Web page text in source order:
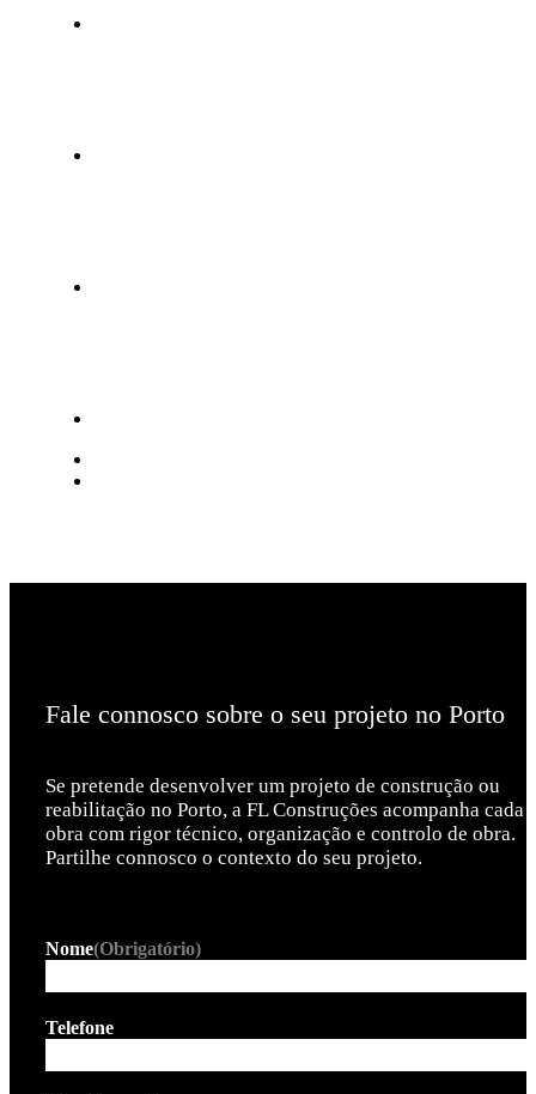
Fale connosco sobre o seu projeto no Porto
Se pretende desenvolver um projeto de construção ou
reabilitação no Porto, a FL Construções acompanha cada
obra com rigor técnico, organização e controlo de obra.
Partilhe connosco o contexto do seu projeto.
Nome(Obrigatório)
Telefone